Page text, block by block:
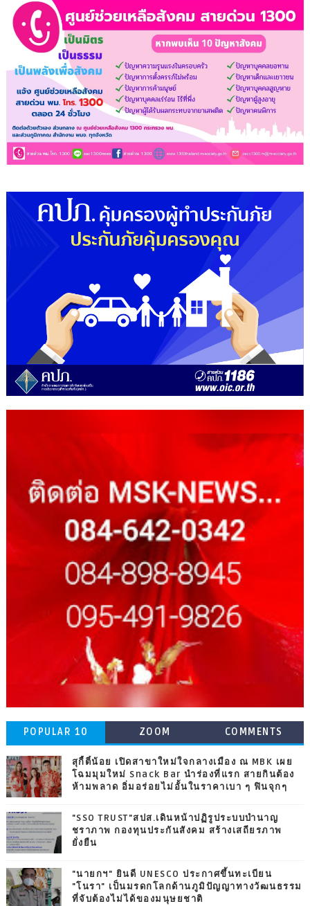
POPULAR 10 ZOOM COMMENTS
สุกี้ตี๋น้อย เปิดสาขาใหม่ใจกลางเมือง ณ MBK เผย
โฉมมุมใหม่ Snack Bar นำร่องที่แรก สายกินต้อง
ห้ามพลาด อิ่มอร่อยไม่อั้นในราคาเบา ๆ ฟินจุกๆ
"SSO TRUST"สปส.เดินหน้าปฏิรูประบบบำนาญ
ชราภาพ กองทุนประกันสังคม สร้างเสถียรภาพ
ยั่งยืน
"นายกฯ" ยินดี UNESCO ประกาศขึ้นทะเบียน
"โนรา" เป็นมรดกโลกด้านภูมิปัญญาทางวัฒนธรรม
ที่จับต้องไม่ได้ของมนุษยชาติ